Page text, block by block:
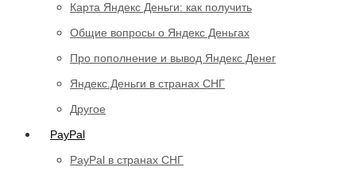
Карта Яндекс Деньги: как получить
Общие вопросы о Яндекс Деньгах
Про пополнение и вывод Яндекс Денег
Яндекс.Деньги в странах СНГ
Другое
PayPal
PayPal в странах СНГ